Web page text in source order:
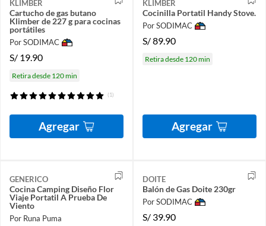
KLIMBER
Cartucho de gas butano
Klimber de 227 g para cocinas
portátiles
Por SODIMAC
S/ 19.90
Retira desde 120 min
(1)
Agregar
KLIMBER
Cocinilla Portatil Handy Stove.
Por SODIMAC
S/89.90
Retira desde 120 min
Agregar
GENERICO
Cocina Camping Diseño Flor
Viaje Portatil A Prueba De
Viento
Por Runa Puma
DOITE
Balón de Gas Doite 230gr
Por SODIMAC
S/ 39.90